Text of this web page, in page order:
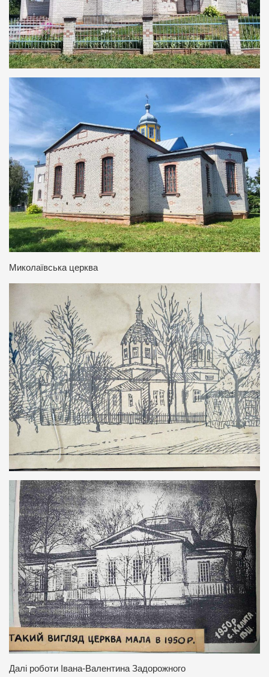
Миколаївська церква
Далі роботи Івана-Валентина Задорожного